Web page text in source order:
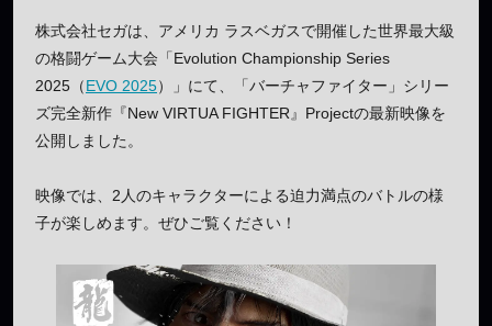
株式会社セガは、アメリカ ラスベガスで開催した世界最大級
の格闘ゲーム大会「Evolution Championship Series
2025（EVO 2025）」にて、「バーチャファイター」シリー
ズ完全新作『New VIRTUA FIGHTER』Projectの最新映像を
公開しました。
映像では、2人のキャラクターによる迫力満点のバトルの様
子が楽しめます。ぜひご覧ください！